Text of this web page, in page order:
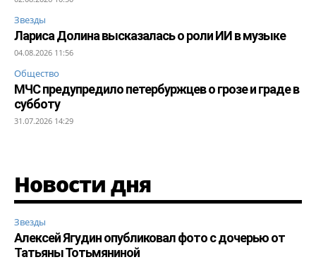
Звезды
Лариса Долина высказалась о роли ИИ в музыке
04.08.2026 11:56
Общество
МЧС предупредило петербуржцев о грозе и граде в
субботу
31.07.2026 14:29
Новости дня
Звезды
Алексей Ягудин опубликовал фото с дочерью от
Татьяны Тотьмяниной